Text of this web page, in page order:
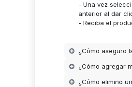
- Una vez
anterior al dar
- Reciba el
¿Cómo aseguro
¿Cómo agregar
¿Cómo elimino